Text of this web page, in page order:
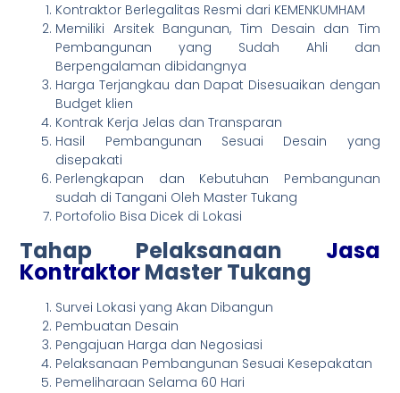
Kontraktor Berlegalitas Resmi dari KEMENKUMHAM
Memiliki Arsitek Bangunan, Tim Desain dan Tim
Pembangunan yang Sudah Ahli dan
Berpengalaman dibidangnya
Harga Terjangkau dan Dapat Disesuaikan dengan
Budget klien
Kontrak Kerja Jelas dan Transparan
Hasil Pembangunan Sesuai Desain yang
disepakati
Perlengkapan dan Kebutuhan Pembangunan
sudah di Tangani Oleh Master Tukang
Portofolio Bisa Dicek di Lokasi
Tahap Pelaksanaan Jasa
KontraktorMaster Tukang
Survei Lokasi yang Akan Dibangun
Pembuatan Desain
Pengajuan Harga dan Negosiasi
Pelaksanaan Pembangunan Sesuai Kesepakatan
Pemeliharaan Selama 60 Hari